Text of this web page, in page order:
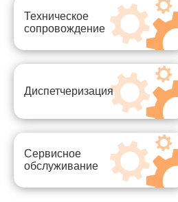
Техническое
сопровождение
Диспетчеризация
Сервисное
обслуживание